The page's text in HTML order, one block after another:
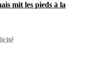
mit les pieds à la